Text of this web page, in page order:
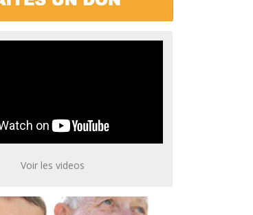
Voir les videos